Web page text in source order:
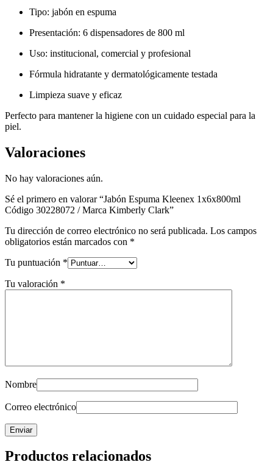
Tipo: jabón en espuma
Presentación: 6 dispensadores de 800 ml
Uso: institucional, comercial y profesional
Fórmula hidratante y dermatológicamente testada
Limpieza suave y eficaz
Perfecto para mantener la higiene con un cuidado especial para la
piel.
Valoraciones
No hay valoraciones aún.
Sé el primero en valorar “Jabón Espuma Kleenex 1x6x800ml
Código 30228072 / Marca Kimberly Clark”
Tu dirección de correo electrónico no será publicada. Los campos
obligatorios están marcados con *
Tu puntuación *
Tu valoración *
Nombre
Correo electrónico
Productos relacionados